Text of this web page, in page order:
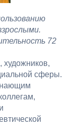
72
художников,
сферы.